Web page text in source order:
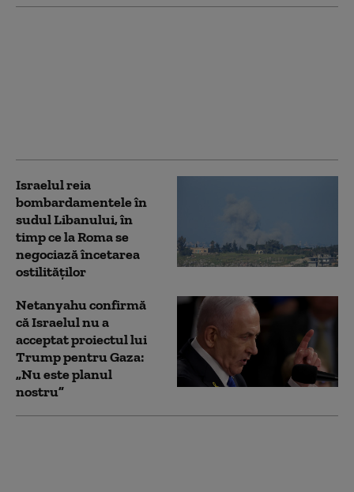
Israelul reia
bombardamentele în
sudul Libanului, în
timp ce la Roma se
negociază încetarea
ostilităților
Netanyahu confirmă
că Israelul nu a
acceptat proiectul lui
Trump pentru Gaza:
„Nu este planul
nostru”